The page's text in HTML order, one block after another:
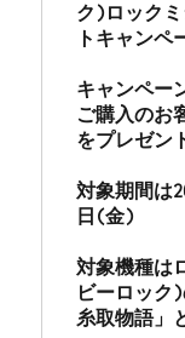
ク)ロック
トキャンペ
キャンペー
ご購入のお
をプレゼン
対象期間は
日(金)
対象機種は
ビーロック)
糸取物語」